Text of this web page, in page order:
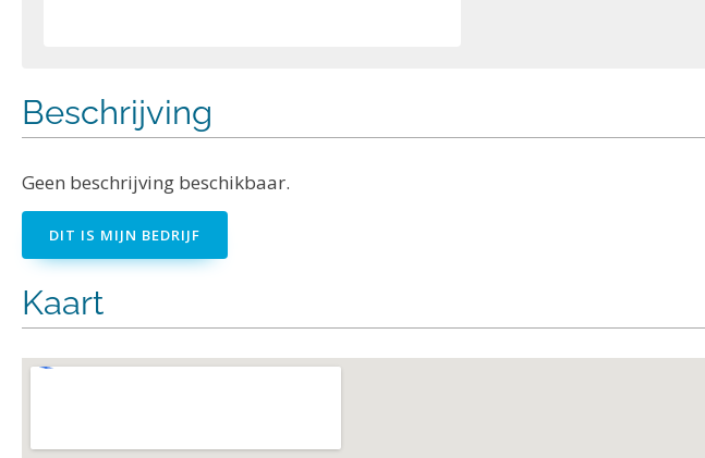
Beschrijving
Geen beschrijving beschikbaar.
DIT IS MIJN BEDRIJF
Kaart